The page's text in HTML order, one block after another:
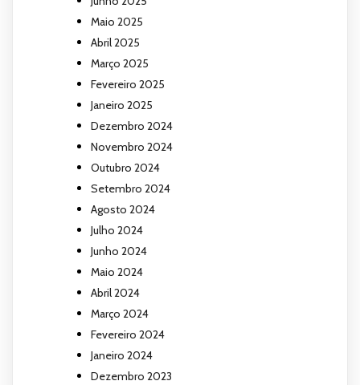
Maio 2025
Abril 2025
Março 2025
Fevereiro 2025
Janeiro 2025
Dezembro 2024
Novembro 2024
Outubro 2024
Setembro 2024
Agosto 2024
Julho 2024
Junho 2024
Maio 2024
Abril 2024
Março 2024
Fevereiro 2024
Janeiro 2024
Dezembro 2023